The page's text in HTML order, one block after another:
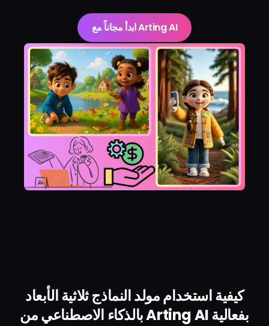
ابدأ مجاناً مع Arting AI
كيفية استخدام مولد النماذج ثلاثية الأبعاد
بالذكاء الاصطناعي من Arting AI بفعالية